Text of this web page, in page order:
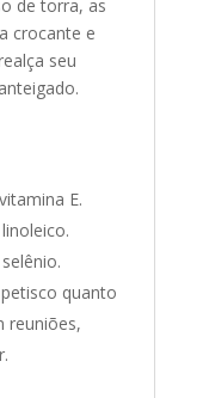
de torra, as
crocante e
seu
E.
quanto
reuniões,